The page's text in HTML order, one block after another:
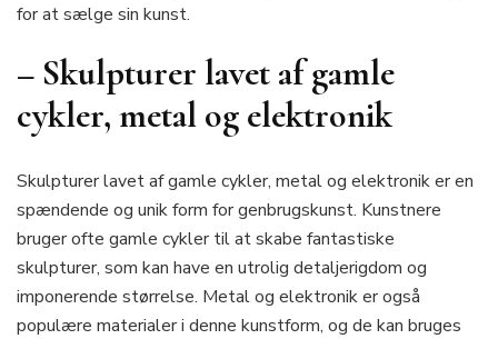
for at sælge sin kunst.
– Skulpturer lavet af gamle
cykler, metal og elektronik
Skulpturer lavet af gamle cykler, metal og elektronik er en
spændende og unik form for genbrugskunst. Kunstnere
bruger ofte gamle cykler til at skabe fantastiske
skulpturer, som kan have en utrolig detaljerigdom og
imponerende størrelse. Metal og elektronik er også
populære materialer i denne kunstform, og de kan bruges